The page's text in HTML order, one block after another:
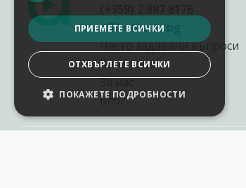
office@aula.bg
Често задавани въпроси
Контакти
За нас
Блог
ПРИЕМЕТЕ ВСИЧКИ
ОТХВЪРЛЕТЕ ВСИЧКИ
ПОКАЖЕТЕ ПОДРОБНОСТИ